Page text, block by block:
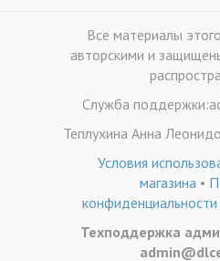
Все материалы
авторскими и
Служба
Теплухина Анна
Условия
магазина•
конфиденциальности
Техподдержка